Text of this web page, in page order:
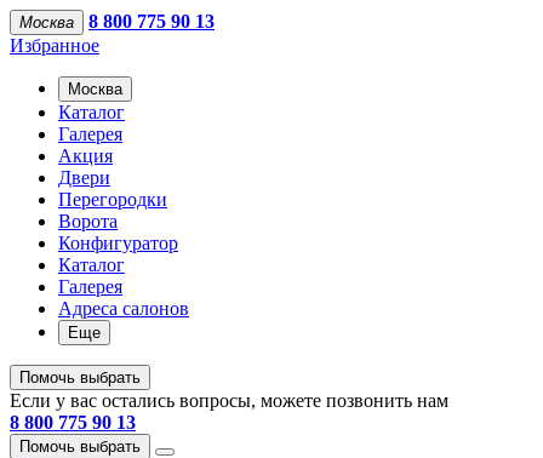
Москва
8 800 775 90 13
Избранное
Москва
Каталог
Галерея
Акция
Двери
Перегородки
Ворота
Конфигуратор
Каталог
Галерея
Адреса салонов
Еще
Помочь выбрать
Если у вас остались вопросы, можете позвонить нам
8 800 775 90 13
Помочь выбрать